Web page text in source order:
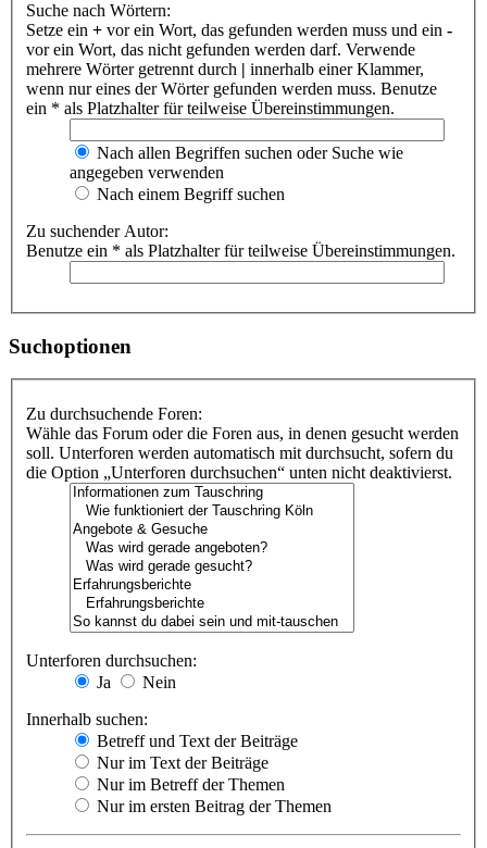
Suche nach Wörtern:
Setze ein + vor ein Wort, das gefunden werden muss und ein -
vor ein Wort, das nicht gefunden werden darf. Verwende
mehrere Wörter getrennt durch | innerhalb einer Klammer,
wenn nur eines der Wörter gefunden werden muss. Benutze
ein * als Platzhalter für teilweise Übereinstimmungen.
Nach allen Begriffen suchen oder Suche wie
angegeben verwenden
Nach einem Begriff suchen
Zu suchender Autor:
Benutze ein * als Platzhalter für teilweise Übereinstimmungen.
Suchoptionen
Zu durchsuchende Foren:
Wähle das Forum oder die Foren aus, in denen gesucht werden
soll. Unterforen werden automatisch mit durchsucht, sofern du
die Option „Unterforen durchsuchen“ unten nicht deaktivierst.
Unterforen durchsuchen:
Ja
Nein
Innerhalb suchen:
Betreff und Text der Beiträge
Nur im Text der Beiträge
Nur im Betreff der Themen
Nur im ersten Beitrag der Themen